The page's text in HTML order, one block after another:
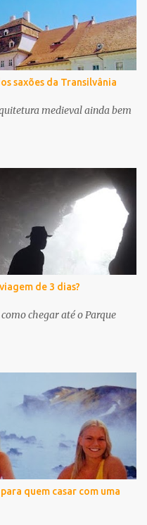
saxões da Transilvânia
medieval ainda bem
de 3 dias?
chegar até o Parque
quem casar com uma